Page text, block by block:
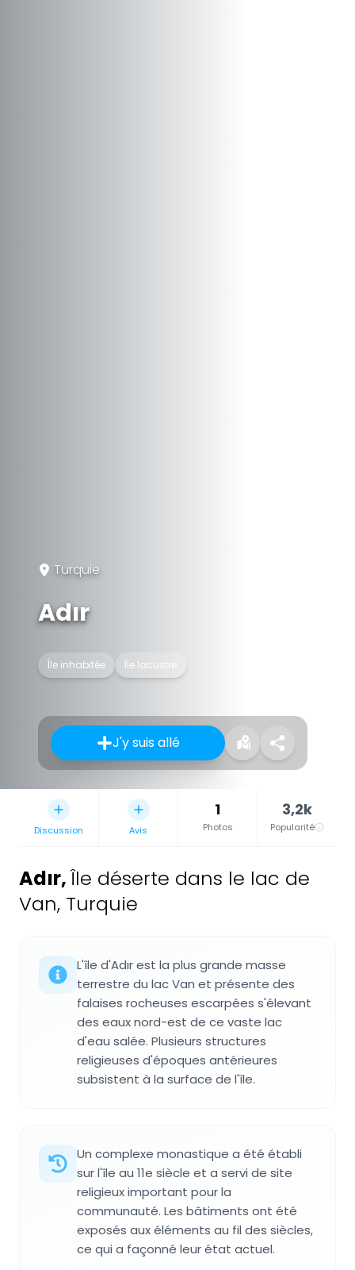
Turquie
Adır
Île inhabitée Île lacustre
J'y suis allé
Discussion Avis
1
Photos
3,2k
Popularité
Adır,Île déserte dans le lac de
Van, Turquie
L'île d'Adır est la plus grande masse
terrestre du lac Van et présente des
falaises rocheuses escarpées s'élevant
des eaux nord-est de ce vaste lac
d'eau salée. Plusieurs structures
religieuses d'époques antérieures
subsistent à la surface de l'île.
Un complexe monastique a été établi
sur l'île au 11e siècle et a servi de site
religieux important pour la
communauté. Les bâtiments ont été
exposés aux éléments au fil des siècles,
ce qui a façonné leur état actuel.